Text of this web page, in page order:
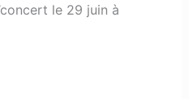
le 29 juin à